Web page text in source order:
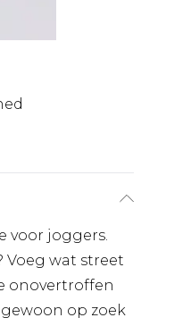
voor joggers.
Voeg wat street
onovertroffen
op zoek